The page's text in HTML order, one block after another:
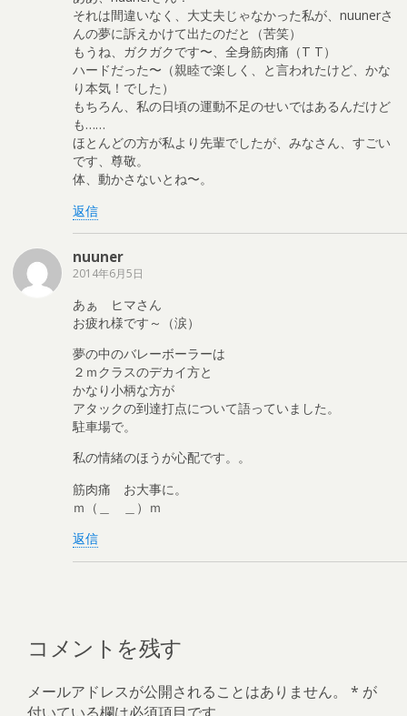
それは間違いなく、大丈夫じゃなかった私が、nuunerさ
んの夢に訴えかけて出たのだと（苦笑）
もうね、ガクガクです〜、全身筋肉痛（T T）
ハードだった〜（親睦で楽しく、と言われたけど、かな
り本気！でした）
もちろん、私の日頃の運動不足のせいではあるんだけど
も……
ほとんどの方が私より先輩でしたが、みなさん、すごい
です、尊敬。
体、動かさないとね〜。
返信
nuuner
2014年6月5日
あぁ ヒマさん
お疲れ様です～（涙）
夢の中のバレーボーラーは
２ｍクラスのデカイ方と
かなり小柄な方が
アタックの到達打点について語っていました。
駐車場で。
私の情緒のほうが心配です。。
筋肉痛 お大事に。
ｍ（＿ ＿）ｍ
返信
コメントを残す
メールアドレスが公開されることはありません。 * が